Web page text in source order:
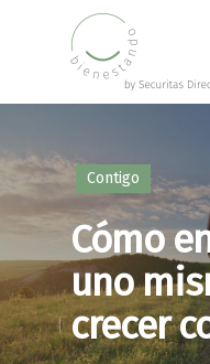
content
Contigo
Cómo
uno
crecer